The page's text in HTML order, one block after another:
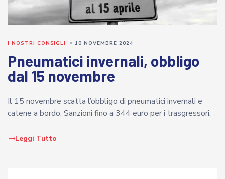
Pneumatici invernali, obbligo
dal 15 novembre
I NOSTRI CONSIGLI 10 NOVEMBRE 2024
Il 15 novembre scatta l’obbligo di pneumatici invernali e
catene a bordo. Sanzioni fino a 344 euro per i trasgressori.
Leggi Tutto